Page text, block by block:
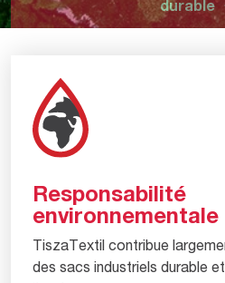
durable
Responsabilité
environnementale
TiszaTextil contribue
des sacs industriels durable